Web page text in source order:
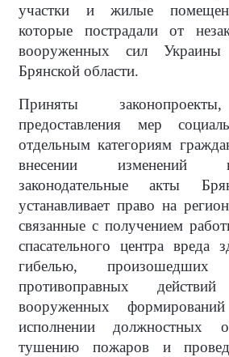
участки и жилые
которые пострадали от
вооруженных сил Украины
Брянской области.
Приняты
предоставления мер
отдельным категориям
внесении изменений
законодательные акты
устанавливает право на
связанные с получением
спасательного центра вреда
гибелью, произошедших
противоправных
вооруженных
исполнении должностных
тушению пожаров и